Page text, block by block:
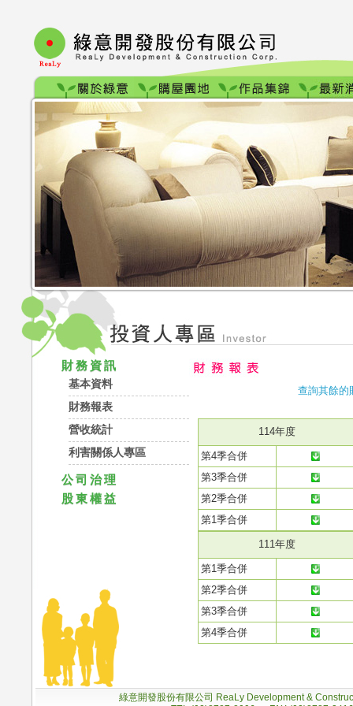
財務資訊
基本資料
財務報表
營收統計
利害關係人專區
公司治理
股東權益
查詢其餘的
114年度
第4季合併
第3季合併
第2季合併
第1季合併
111年度
第1季合併
第2季合併
第3季合併
第4季合併
綠意開發股份有限公司 ReaLy Development &